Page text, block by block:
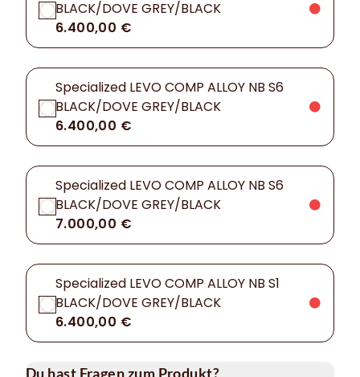
BLACK/DOVE GREY/BLACK
6.400,00 €
Specialized LEVO COMP ALLOY NB S6
BLACK/DOVE GREY/BLACK
6.400,00 €
Specialized LEVO COMP ALLOY NB S6
BLACK/DOVE GREY/BLACK
7.000,00 €
Specialized LEVO COMP ALLOY NB S1
BLACK/DOVE GREY/BLACK
6.400,00 €
Du hast Fragen zum Produkt?